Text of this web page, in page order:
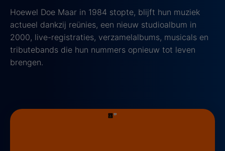
Hoewel Doe Maar in 1984 stopte, blijft hun muziek
actueel dankzij reünies, een nieuw studioalbum in
2000, live-registraties, verzamelalbums, musicals en
tributebands die hun nummers opnieuw tot leven
brengen.